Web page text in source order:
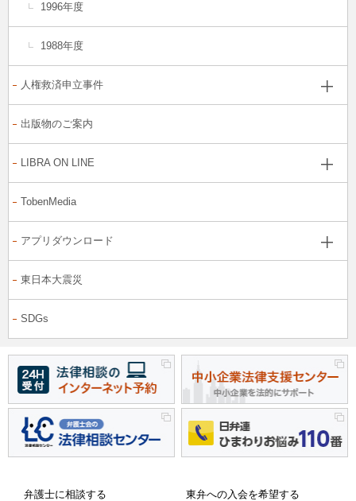
1996年度
1988年度
人権救済申立事件
出版物のご案内
LIBRA ON LINE
TobenMedia
アプリダウンロード
東日本大震災
SDGs
弁護士に相談する 東弁への入会を希望する